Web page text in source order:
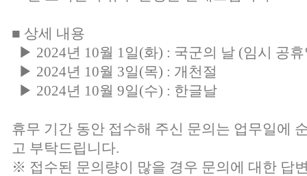
■ 상세 내용
▶ 2024년 10월 1일(화) : 국군의 날 (임시 공
▶ 2024년 10월 3일(목) : 개천절
▶ 2024년 10월 9일(수) : 한글날
휴무 기간 동안 접수해 주신 문의는 업무일에
고 부탁드립니다.
※ 접수된 문의량이 많을 경우 문의에 대한 답